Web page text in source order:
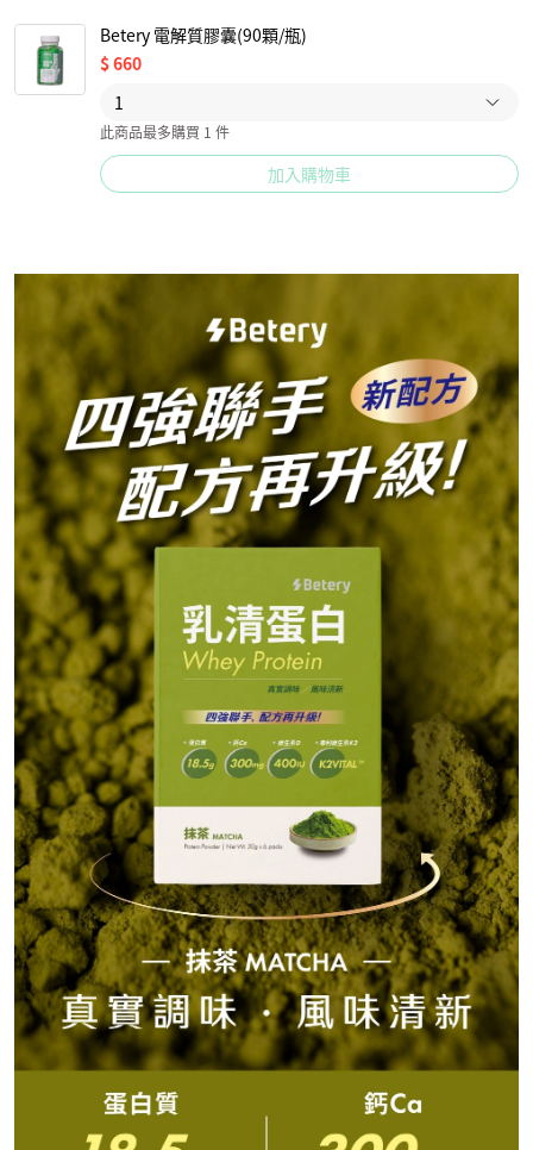
Betery 電解質膠囊(90顆/瓶)
$660
此商品最多購買 1 件
加入購物車